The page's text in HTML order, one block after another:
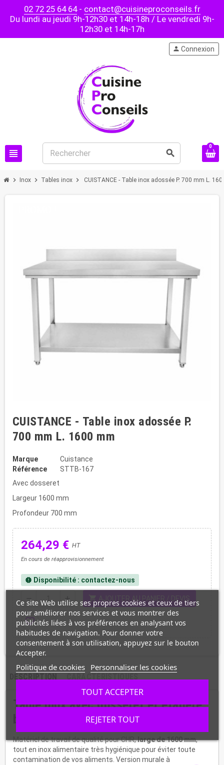
02 72 25 64 64- contact@cuisineproconseils.fr
Du lundi au jeudi 9h-12h30 et 14h-18h / Le vendredi 9h-
12h30 et 14h-17h
view_headline search
person Connexion
0
chevron_right Inox chevron_right Tables inox chevron_right CUISTANCE - Table inox adossée P. 700 mm L.
CUISTANCE - Table inox adossée P.
700 mm L. 1600 mm
Marque
Cuistance
Référence
STTB-167
Avec dosseret
Largeur 1600 mm
Profondeur 700 mm
264,29 € HT
En cours de réapprovisionnement
new_releases Disponibilité : contactez-nous
remove add shopping_cart AJOUTER AU PANIER / DEVIS
favorite_border
Table inox avec dosseret et étagère
basse, STTB-167
Matériel de travail de qualité pour CHR,large de 1600 mm,
tout en inox alimentaire très hygiénique pour éviter toute
contamination de vos aliments. Version murale à
Ce site Web utilise ses propres cookies et ceux de tiers
pour améliorer nos services et vous montrer des
publicités liées à vos préférences en analysant vos
habitudes de navigation. Pour donner votre
consentement à son utilisation, appuyez sur le bouton
Accepter.
Politique de cookies Personnaliser les cookies
REJETER TOUT
TOUT ACCEPTER